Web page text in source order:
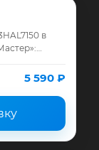
в
до 125 590 ₽